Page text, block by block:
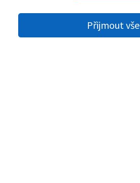
Přijmout vše